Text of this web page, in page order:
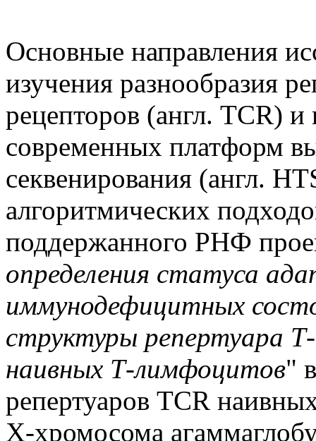
Основные направления
изучения разнообразия
рецепторов (англ. TCR)
современных платформ
секвенирования (англ.
алгоритмических
поддержанного РНФ
определения статуса
иммунодефицитных
структуры репертуара
наивных Т-лимфоцитов"
репертуаров TCR
Х-хромосома